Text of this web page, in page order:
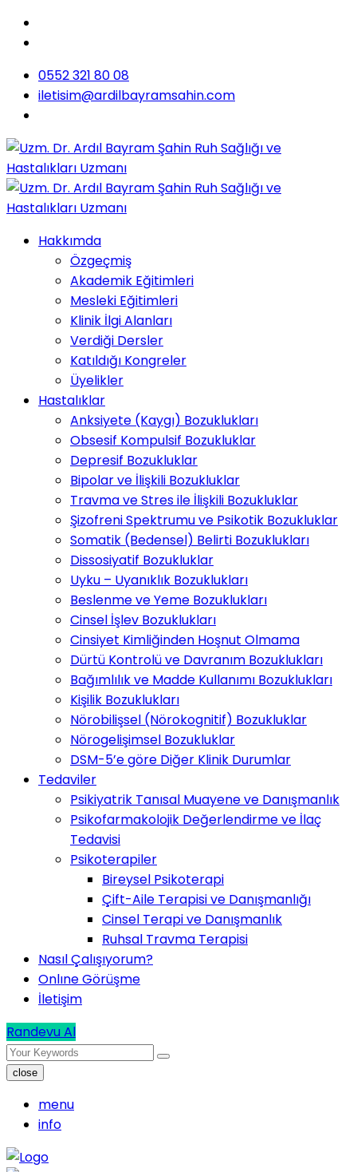
0552 321 80 08
iletisim@ardilbayramsahin.com
Hakkımda
Özgeçmiş
Akademik Eğitimleri
Mesleki Eğitimleri
Klinik İlgi Alanları
Verdiği Dersler
Katıldığı Kongreler
Üyelikler
Hastalıklar
Anksiyete (Kaygı) Bozuklukları
Obsesif Kompulsif Bozukluklar
Depresif Bozukluklar
Bipolar ve İlişkili Bozukluklar
Travma ve Stres ile İlişkili Bozukluklar
Şizofreni Spektrumu ve Psikotik Bozukluklar
Somatik (Bedensel) Belirti Bozuklukları
Dissosiyatif Bozukluklar
Uyku – Uyanıklık Bozuklukları
Beslenme ve Yeme Bozuklukları
Cinsel İşlev Bozuklukları
Cinsiyet Kimliğinden Hoşnut Olmama
Dürtü Kontrolü ve Davranım Bozuklukları
Bağımlılık ve Madde Kullanımı Bozuklukları
Kişilik Bozuklukları
Nörobilişsel (Nörokognitif) Bozukluklar
Nörogelişimsel Bozukluklar
DSM-5’e göre Diğer Klinik Durumlar
Tedaviler
Psikiyatrik Tanısal Muayene ve Danışmanlık
Psikofarmakolojik Değerlendirme ve İlaç
Tedavisi
Psikoterapiler
Bireysel Psikoterapi
Çift-Aile Terapisi ve Danışmanlığı
Cinsel Terapi ve Danışmanlık
Ruhsal Travma Terapisi
Nasıl Çalışıyorum?
Onlıne Görüşme
İletişim
Randevu Al
close
menu
info